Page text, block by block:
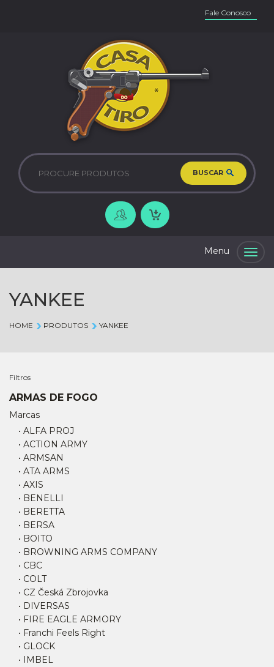
Fale Conosco
BUSCAR
YANKEE
HOME PRODUTOS YANKEE
Filtros
ARMAS DE FOGO
Marcas
• ALFA PROJ
• ACTION ARMY
• ARMSAN
• ATA ARMS
• AXIS
• BENELLI
• BERETTA
• BERSA
• BOITO
• BROWNING ARMS COMPANY
• CBC
• COLT
• CZ Česká Zbrojovka
• DIVERSAS
• FIRE EAGLE ARMORY
• Franchi Feels Right
• GLOCK
• IMBEL